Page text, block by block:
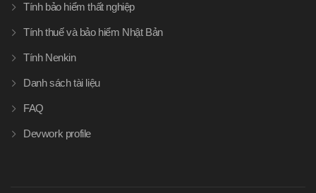
Tính bảo hiểm thất nghiệp
Tính thuế và bảo hiểm Nhật Bản
Tính Nenkin
Danh sách tài liệu
FAQ
Devwork profile